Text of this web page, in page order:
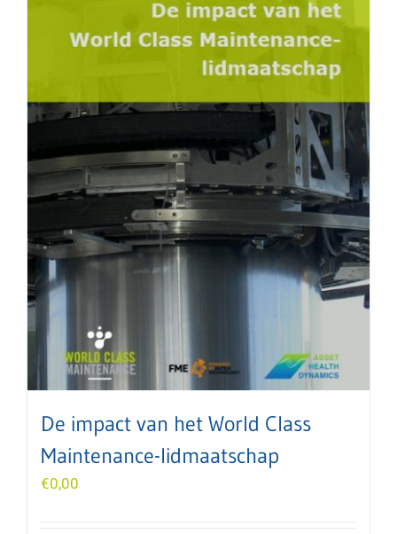
De impact van het World Class
Maintenance-lidmaatschap
€0,00